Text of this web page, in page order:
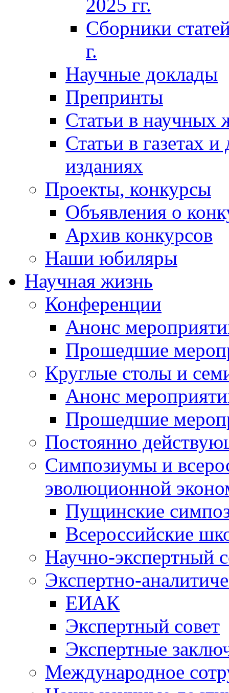
2025 гг.
Сборники
г.
Научные доклады
Препринты
Статьи в научных
Статьи в газетах
изданиях
Проекты, конкурсы
Объявления о
Архив конкурсов
Наши юбиляры
Научная жизнь
Конференции
Анонс
Прошедшие
Круглые столы и
Анонс
Прошедшие
Постоянно
Симпозиумы и
эволюционной
Пущинские
Всероссийские
Научно-экспертный
Экспертно-
ЕИАК
Экспертный совет
Экспертные
Международное